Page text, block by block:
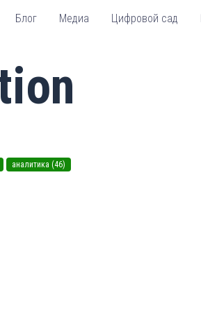
Блог Медиа Цифровой сад
аналитика (46)